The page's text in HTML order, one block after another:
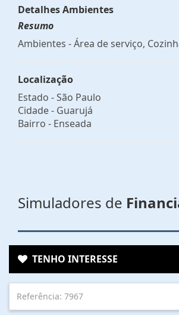
Detalhes Ambientes
Resumo
Ambientes - Área de serviço,
Localização
Estado -São Paulo
Cidade - Guarujá
Bairro - Enseada
Simuladores de
TENHO INTERESSE